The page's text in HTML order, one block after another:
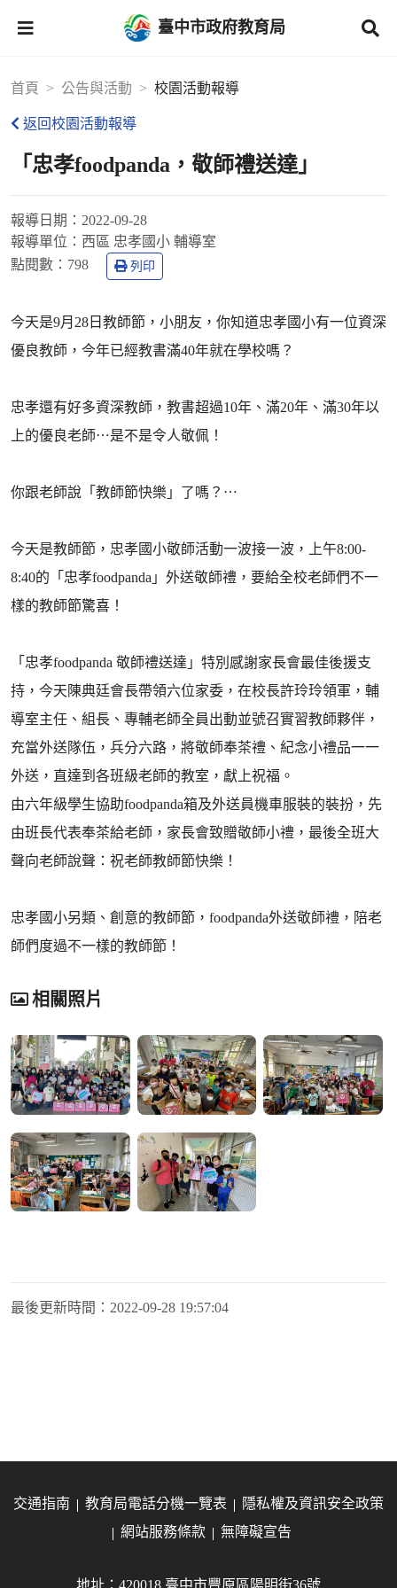
臺中市政府教育局
首頁 公告與活動 校園活動報導
返回校園活動報導
「忠孝foodpanda，敬師禮送達」
報導日期： 2022-09-28
報導單位： 西區 忠孝國小 輔導室
點閱數： 798 列印
今天是9月28日教師節，小朋友，你知道忠孝國小有一位資深
優良教師，今年已經教書滿40年就在學校嗎？
忠孝還有好多資深教師，教書超過10年、滿20年、滿30年以
上的優良老師⋯是不是令人敬佩！
你跟老師說「教師節快樂」了嗎？⋯
今天是教師節，忠孝國小敬師活動一波接一波，上午8:00-
8:40的「忠孝foodpanda」外送敬師禮，要給全校老師們不一
樣的教師節驚喜！
「忠孝foodpanda 敬師禮送達」特別感謝家長會最佳後援支
持，今天陳典廷會長帶領六位家委，在校長許玲玲領軍，輔
導室主任、組長、專輔老師全員出動並號召實習教師夥伴，
充當外送隊伍，兵分六路，將敬師奉茶禮、紀念小禮品一一
外送，直達到各班級老師的教室，獻上祝福。
由六年級學生協助foodpanda箱及外送員機車服裝的裝扮，先
由班長代表奉茶給老師，家長會致贈敬師小禮，最後全班大
聲向老師說聲：祝老師教師節快樂！
忠孝國小另類、創意的教師節，foodpanda外送敬師禮，陪老
師們度過不一樣的教師節！
相關照片
最後更新時間： 2022-09-28 19:57:04
交通指南 教育局電話分機一覽表
隱私權及資訊安全政策
網站服務條款
無障礙宣告